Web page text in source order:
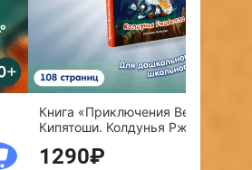
Книга «Приключения Веснушки и
Кипятоши. Колдунья Ржавелла»
1290